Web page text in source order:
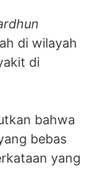
di wilayah
di
bahwa
bebas
yang